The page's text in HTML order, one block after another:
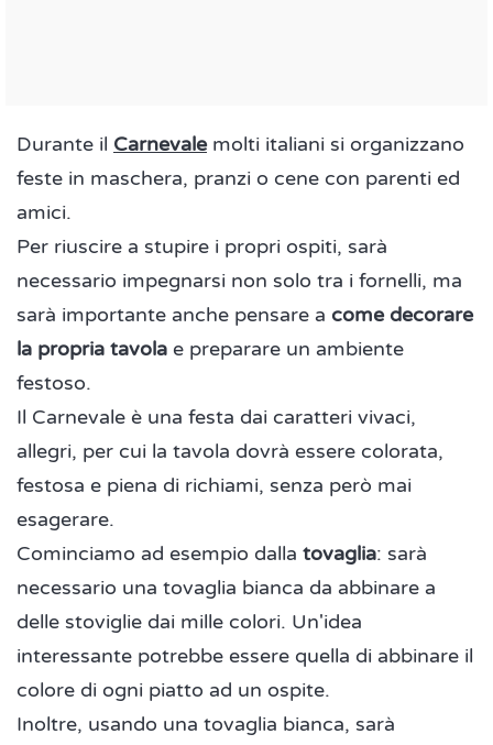
Durante il Carnevalemolti italiani si organizzano
feste in maschera, pranzi o cene con parenti ed
amici.
Per riuscire a stupire i propri ospiti, sarà
necessario impegnarsi non solo tra i fornelli, ma
sarà importante anche pensare a come decorare
la propria tavola e preparare un ambiente
festoso.
Il Carnevale è una festa dai caratteri vivaci,
allegri, per cui la tavola dovrà essere colorata,
festosa e piena di richiami, senza però mai
esagerare.
Cominciamo ad esempio dalla tovaglia: sarà
necessario una tovaglia bianca da abbinare a
delle stoviglie dai mille colori. Un'idea
interessante potrebbe essere quella di abbinare il
colore di ogni piatto ad un ospite.
Inoltre, usando una tovaglia bianca, sarà